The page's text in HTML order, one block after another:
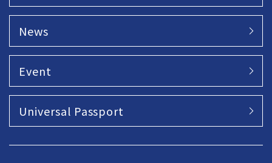
News
Event
Universal Passport